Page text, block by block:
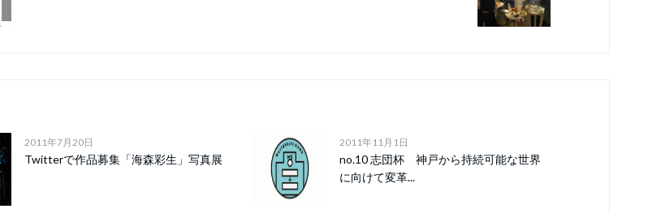
2011年7月20日
Twitterで作品募集「海森彩生」写真展
2011年11月1日
no.10 志団杯 神戸から持続可能な世界
に向けて変革...